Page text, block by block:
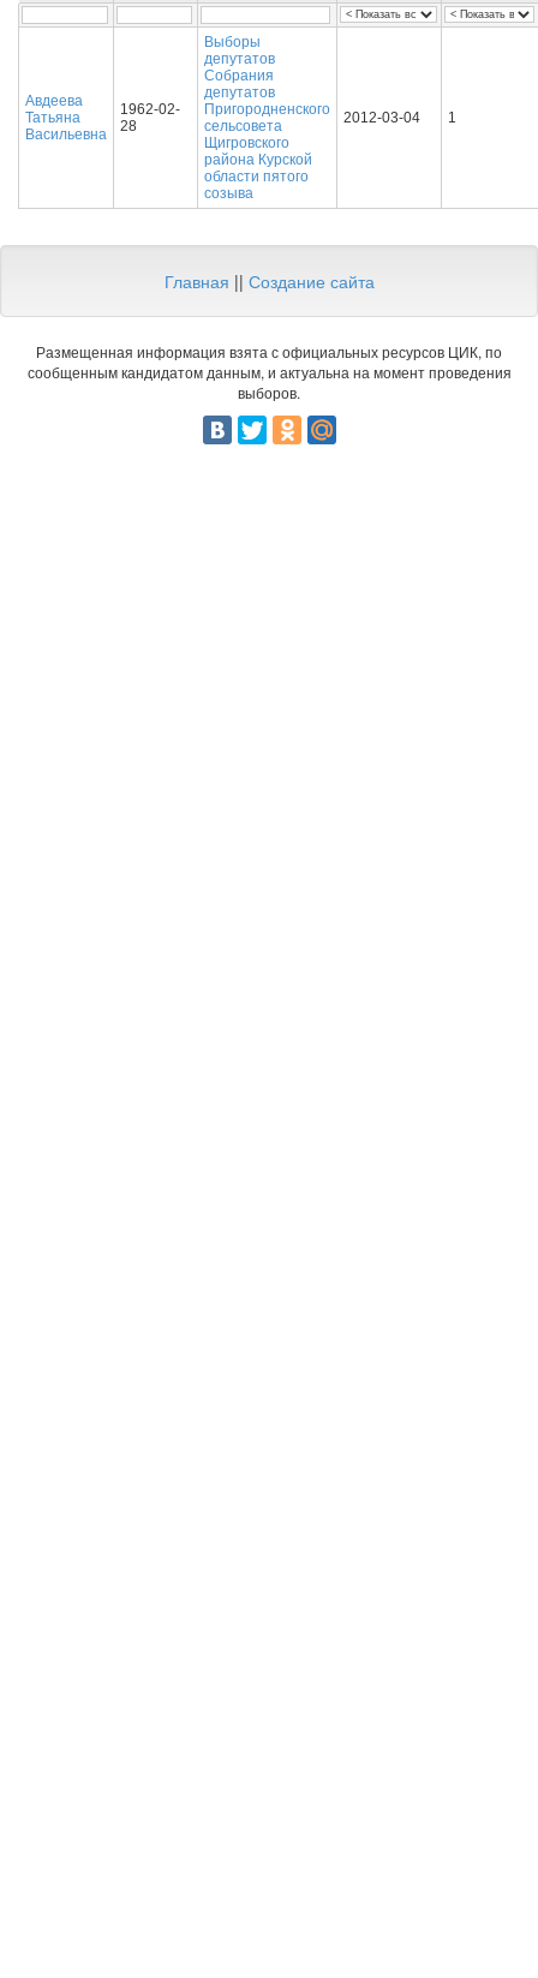
Авдеева
Татьяна
Васильевна
1962-02-
28
Выборы
депутатов
Собрания
депутатов
Пригородненского
сельсовета
Щигровского
района Курской
области пятого
созыва
2012-03-04 1
Главная || Создание сайта
Размещенная информация взята с официальных ресурсов ЦИК, по
сообщенным кандидатом данным, и актуальна на момент проведения
выборов.